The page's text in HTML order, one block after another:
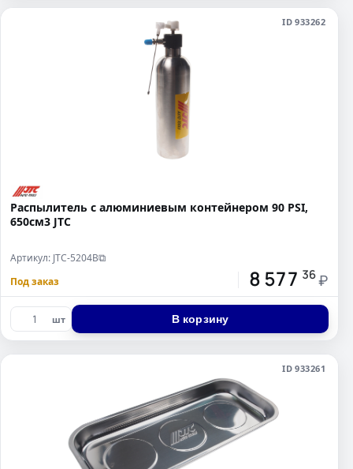
ID 933262
Распылитель с алюминиевым контейнером 90 PSI,
650см3 JTC
Артикул: JTC-5204B⧉
Под заказ 8 577 36 ₽
шт В корзину
ID 933261